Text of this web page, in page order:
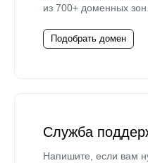
из 700+ доменных зон.
Подобрать домен
Служба
Напишите, если вам